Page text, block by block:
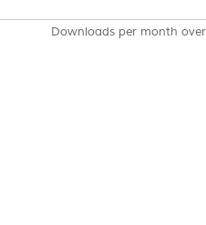
Downloads per month